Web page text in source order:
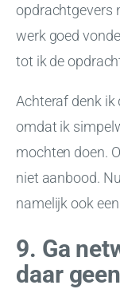
opdrachtgevers
werk goed
tot ik de
Achteraf denk ik
omdat ik
mochten doen.
niet aanbood.
namelijk ook
9. Ga
daar